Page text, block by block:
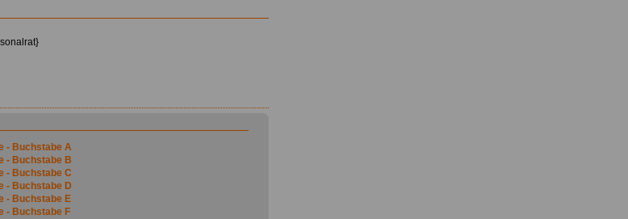
- Buchstabe A
- Buchstabe B
- Buchstabe C
- Buchstabe D
- Buchstabe E
- Buchstabe F